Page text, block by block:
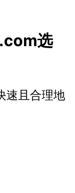
选
速且合理地